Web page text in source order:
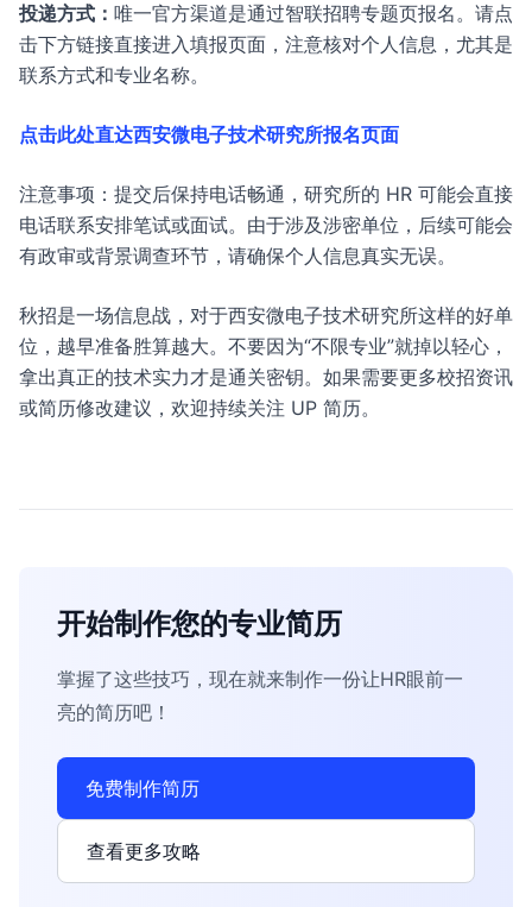
投递方式： 唯一官方渠道是通过智联招聘专题页报名。请点
击下方链接直接进入填报页面，注意核对个人信息，尤其是
联系方式和专业名称。
点击此处直达西安微电子技术研究所报名页面
注意事项：提交后保持电话畅通，研究所的 HR 可能会直接
电话联系安排笔试或面试。由于涉及涉密单位，后续可能会
有政审或背景调查环节，请确保个人信息真实无误。
秋招是一场信息战，对于西安微电子技术研究所这样的好单
位，越早准备胜算越大。不要因为“不限专业”就掉以轻心，
拿出真正的技术实力才是通关密钥。如果需要更多校招资讯
或简历修改建议，欢迎持续关注 UP 简历。
开始制作您的专业简历
掌握了这些技巧，现在就来制作一份让HR眼前一
亮的简历吧！
免费制作简历
查看更多攻略